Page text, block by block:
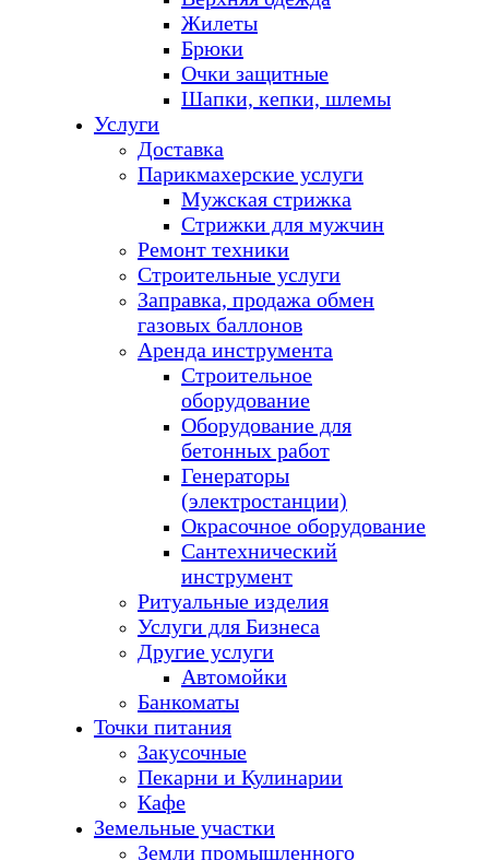
Жилеты
Брюки
Очки защитные
Шапки, кепки, шлемы
Услуги
Доставка
Парикмахерские услуги
Мужская стрижка
Стрижки для мужчин
Ремонт техники
Строительные услуги
Заправка, продажа обмен
газовых баллонов
Аренда инструмента
Строительное
оборудование
Оборудование для
бетонных работ
Генераторы
(электростанции)
Окрасочное оборудование
Сантехнический
инструмент
Ритуальные изделия
Услуги для Бизнеса
Другие услуги
Автомойки
Банкоматы
Точки питания
Закусочные
Пекарни и Кулинарии
Кафе
Земельные участки
Земли промышленного